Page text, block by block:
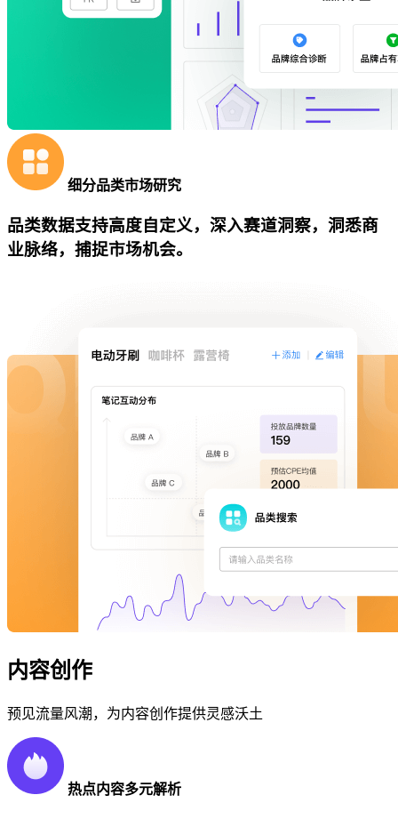
细分品类市场研究
品类数据支持高度自定义，深入赛道洞察，洞悉商
业脉络，捕捉市场机会。
内容创作
预见流量风潮，为内容创作提供灵感沃土
热点内容多元解析